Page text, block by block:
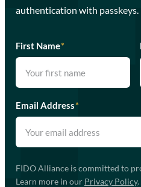
authentication with passkeys.
First Name*
Email Address*
FIDO Alliance is committed to
Learn more in our Privacy Policy.